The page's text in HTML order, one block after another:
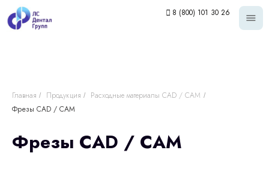
8 (800) 101 30 26
Главная / Продукция / Расходные материалы CAD / CAM /
Фрезы CAD / CAM
Фрезы CAD / CAM